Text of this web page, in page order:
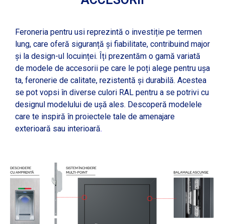
Feroneria pentru usi reprezintă o investiție pe termen
lung, care oferă siguranță și fiabilitate, contribuind major
și la design-ul locuinței. Îți prezentăm o gamă variată
de modele de accesorii pe care le poți alege pentru ușa
ta, feronerie de calitate, rezistentă și durabilă. Acestea
se pot vopsi în diverse culori RAL pentru a se potrivi cu
designul modelului de ușă ales. Descoperă modelele
care te inspiră în proiectele tale de amenajare
exterioară sau interioară.